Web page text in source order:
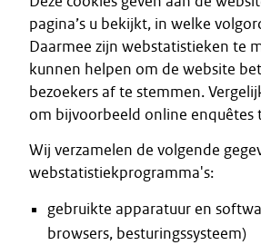
pagina’s u bekijkt, in welke
Daarmee zijn webstatistieken te
kunnen helpen om de website
bezoekers af te stemmen.
om bijvoorbeeld online enquêtes
Wij verzamelen de volgende
webstatistiekprogramma's:
gebruikte apparatuur en
browsers, besturingssysteem)